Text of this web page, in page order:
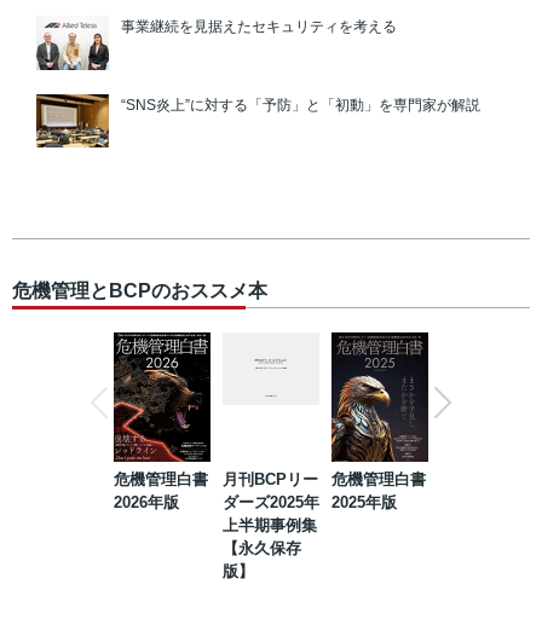
事業継続を見据えたセキュリティを考える
“SNS炎上”に対する「予防」と「初動」を専門家が解説
危機管理とBCPのおススメ本
危機管理白書
2026年版
月刊BCPリー
ダーズ2025年
上半期事例集
【永久保存
版】
危機管理白書
2025年版